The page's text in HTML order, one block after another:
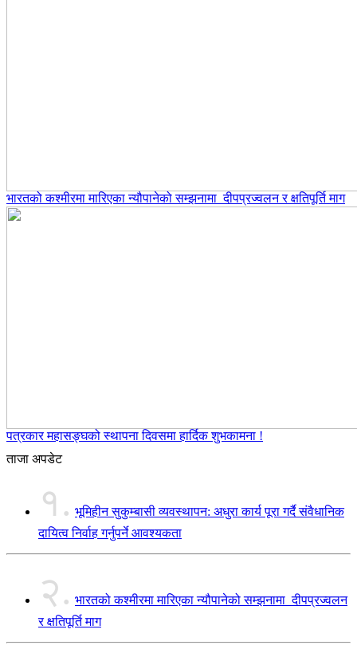
भारतको कश्मीरमा मारिएका न्यौपानेको सम्झनामा दीपप्रज्वलन र क्षतिपूर्ति माग
पत्रकार महासङ्घको स्थापना दिवसमा हार्दिक शुभकामना !
ताजा अपडेट
१. भूमिहीन सुकुम्बासी व्यवस्थापन: अधुरा कार्य पूरा गर्दै संवैधानिक
दायित्व निर्वाह गर्नुपर्ने आवश्यकता
२. भारतको कश्मीरमा मारिएका न्यौपानेको सम्झनामा दीपप्रज्वलन
र क्षतिपूर्ति माग